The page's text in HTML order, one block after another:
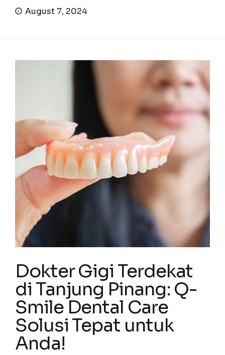
August 7, 2024
Dokter Gigi Terdekat
di Tanjung Pinang: Q-
Smile Dental Care
Solusi Tepat untuk
Anda!